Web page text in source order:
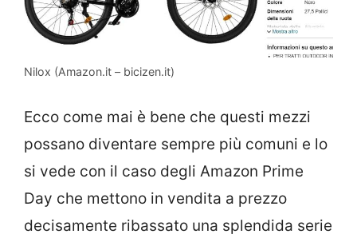
Nilox (Amazon.it – bicizen.it)
Ecco come mai è bene che questi mezzi
possano diventare sempre più comuni e lo
si vede con il caso degli Amazon Prime
Day che mettono in vendita a prezzo
decisamente ribassato una splendida serie